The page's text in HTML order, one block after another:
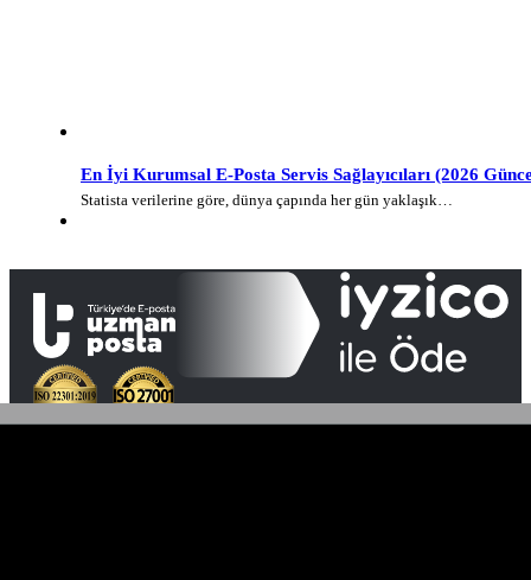
En İyi Kurumsal E-Posta Servis Sağlayıcıları (2026
Statista verilerine göre, dünya çapında her gün yaklaşık…